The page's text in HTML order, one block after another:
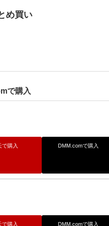
め買い
で購入
で購入 DMM.comで購入
で購入 DMM.comで購入